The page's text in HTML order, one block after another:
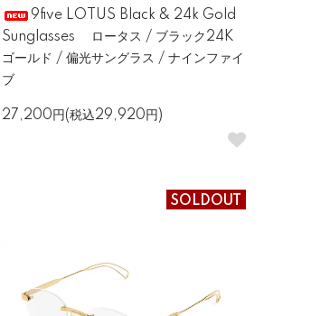
9five LOTUS Black & 24k Gold
Sunglasses ロータス / ブラック24K
ゴールド / 偏光サングラス / ナインファイ
ブ
27,200円(税込29,920円)
SOLDOUT